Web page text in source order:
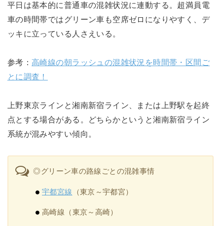
平日は基本的に普通車の混雑状況に連動する。超満員電
車の時間帯ではグリーン車も空席ゼロになりやすく、デ
ッキに立っている人さえいる。
参考：高崎線の朝ラッシュの混雑状況を時間帯・区間ご
とに調査！
上野東京ラインと湘南新宿ライン、または上野駅を起終
点とする場合がある。どちらかというと湘南新宿ライン
系統が混みやすい傾向。
◎グリーン車の路線ごとの混雑事情
宇都宮線 （東京～宇都宮）
高崎線（東京～高崎）